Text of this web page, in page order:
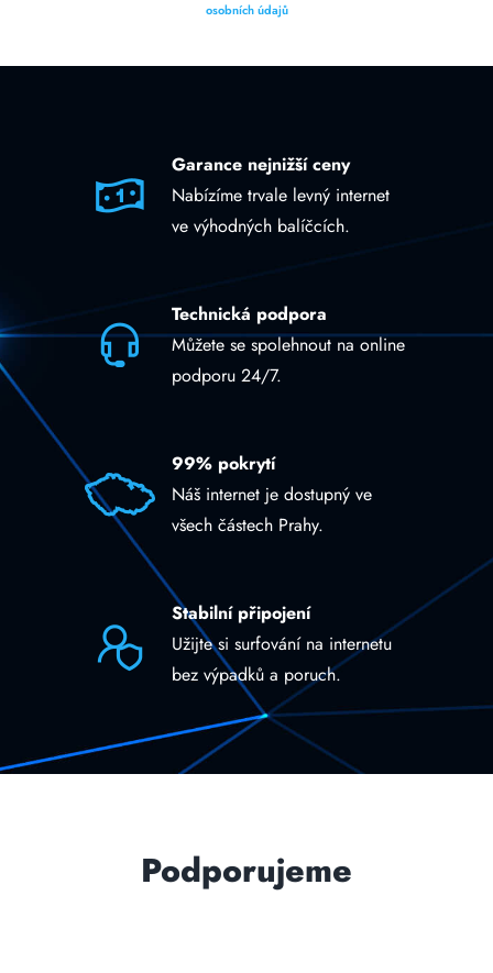
osobních údajů
Garance nejnižší ceny
Nabízíme trvale levný internet
ve výhodných balíčcích.
Technická podpora
Můžete se spolehnout na online
podporu 24/7.
99% pokrytí
Náš internet je dostupný ve
všech částech Prahy.
Stabilní připojení
Užijte si surfování na internetu
bez výpadků a poruch.
Podporujeme